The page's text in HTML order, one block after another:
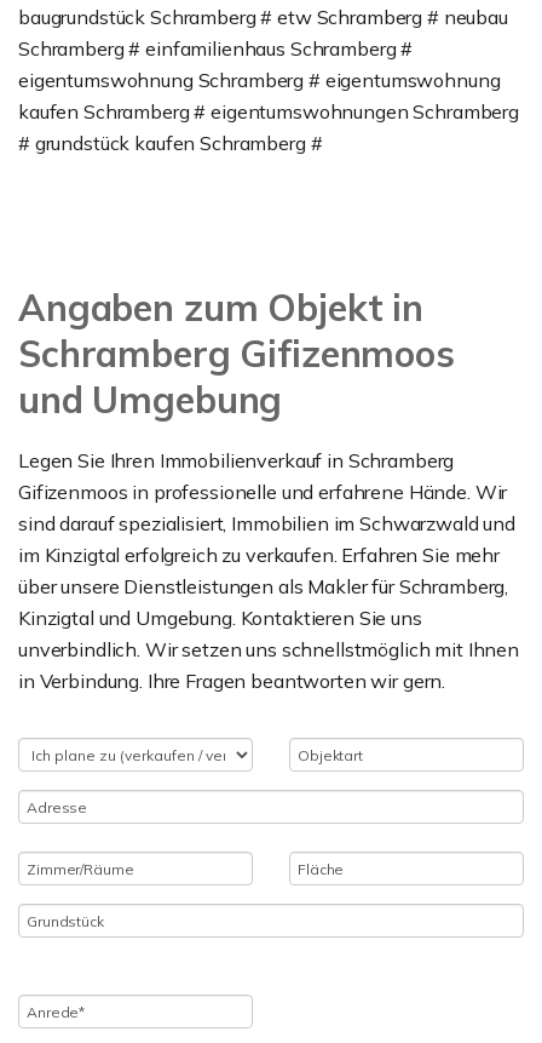
baugrundstück Schramberg # etw Schramberg # neubau
Schramberg # einfamilienhaus Schramberg #
eigentumswohnung Schramberg # eigentumswohnung
kaufen Schramberg # eigentumswohnungen Schramberg
# grundstück kaufen Schramberg #
Angaben zum Objekt in
Schramberg Gifizenmoos
und Umgebung
Legen Sie Ihren Immobilienverkauf in Schramberg
Gifizenmoos in professionelle und erfahrene Hände. Wir
sind darauf spezialisiert, Immobilien im Schwarzwald und
im Kinzigtal erfolgreich zu verkaufen. Erfahren Sie mehr
über unsere Dienstleistungen als Makler für Schramberg,
Kinzigtal und Umgebung. Kontaktieren Sie uns
unverbindlich. Wir setzen uns schnellstmöglich mit Ihnen
in Verbindung. Ihre Fragen beantworten wir gern.